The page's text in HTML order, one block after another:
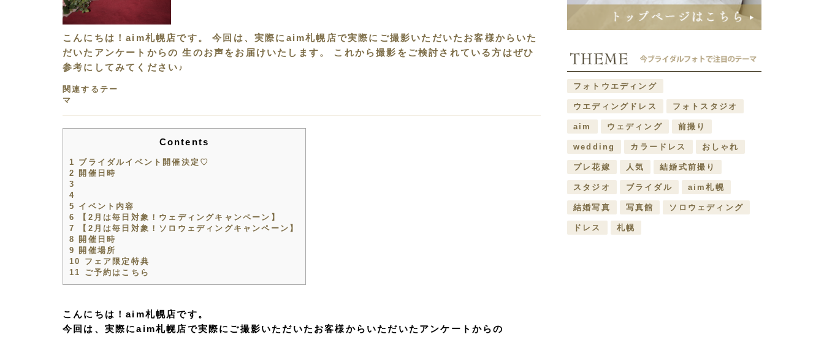
こんにちは！aim札幌店です。 今回は、実際にaim札幌店で実際にご撮影いただいたお客様からいた
だいたアンケートからの 生のお声をお届けいたします。 これから撮影をご検討されている方はぜひ
参考にしてみてください♪
関連するテー
マ
Contents
1 ブライダルイベント開催決定♡
2
開催日時
3
4
5 イベント内容
6
【2月は毎日対象！ウェディングキャンペーン】
7
【2月は毎日対象！ソロウェディングキャンペーン】
8
開催日時
9
開催場所
10
フェア限定特典
11
ご予約はこちら
こんにちは！aim札幌店です。
今回は、実際にaim札幌店で実際にご撮影いただいたお客様からいただいたアンケートからの
フォトウエディング
ウエディングドレス フォトスタジオ
aim ウェディング 前撮り
wedding カラードレス おしゃれ
プレ花嫁 人気 結婚式前撮り
スタジオ ブライダル aim札幌
結婚写真 写真館 ソロウェディング
ドレス 札幌